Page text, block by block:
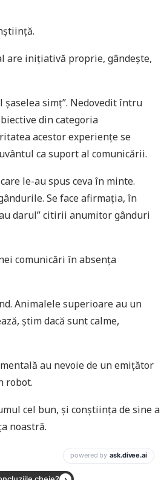
are inițiativă proprie, gândește,
șaselea simț”. Nedovedit întru
din categoria
acestor experiențe se
ca suport al comunicării.
le-au spus ceva în minte.
Se face afirmația, în
darul” citirii anumitor gânduri
comunicări în absența
Animalele superioare au un
știm dacă sunt calme,
au nevoie de un emițător
robot.
cel bun, și conștiința de sine a
noastră.